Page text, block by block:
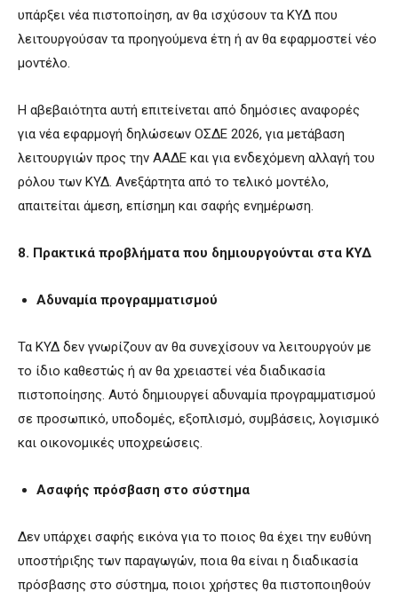
υπάρξει νέα πιστοποίηση, αν θα ισχύσουν τα ΚΥΔ που
λειτουργούσαν τα προηγούμενα έτη ή αν θα εφαρμοστεί νέο
μοντέλο.
Η αβεβαιότητα αυτή επιτείνεται από δημόσιες αναφορές
για νέα εφαρμογή δηλώσεων ΟΣΔΕ 2026, για μετάβαση
λειτουργιών προς την ΑΑΔΕ και για ενδεχόμενη αλλαγή του
ρόλου των ΚΥΔ. Ανεξάρτητα από το τελικό μοντέλο,
απαιτείται άμεση, επίσημη και σαφής ενημέρωση.
8. Πρακτικά προβλήματα που δημιουργούνται στα ΚΥΔ
Αδυναμία προγραμματισμού
Τα ΚΥΔ δεν γνωρίζουν αν θα συνεχίσουν να λειτουργούν με
το ίδιο καθεστώς ή αν θα χρειαστεί νέα διαδικασία
πιστοποίησης. Αυτό δημιουργεί αδυναμία προγραμματισμού
σε προσωπικό, υποδομές, εξοπλισμό, συμβάσεις, λογισμικό
και οικονομικές υποχρεώσεις.
Ασαφής πρόσβαση στο σύστημα
Δεν υπάρχει σαφής εικόνα για το ποιος θα έχει την ευθύνη
υποστήριξης των παραγωγών, ποια θα είναι η διαδικασία
πρόσβασης στο σύστημα, ποιοι χρήστες θα πιστοποιηθούν